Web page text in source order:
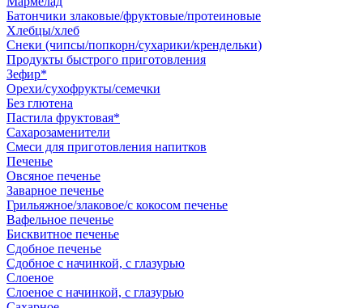
Батончики злаковые/фруктовые/протеиновые
Хлебцы/хлеб
Снеки (чипсы/попкорн/сухарики/крендельки)
Продукты быстрого приготовления
Зефир*
Орехи/сухофрукты/семечки
Без глютена
Пастила фруктовая*
Сахарозаменители
Смеси для приготовления напитков
Печенье
Овсяное печенье
Заварное печенье
Грильяжное/злаковое/с кокосом печенье
Вафельное печенье
Бисквитное печенье
Сдобное печенье
Сдобное с начинкой, с глазурью
Слоеное
Слоеное с начинкой, с глазурью